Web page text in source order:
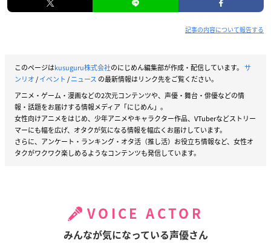
記事の内容について報告する
このページはkusuguru株式会社のにじめん編集部が作成・配信しています。 サ
ンリオ/イベント /ニュース の最新情報はリンク先をご覧ください。
アニメ・ゲーム・漫画などの2次元コンテンツや、声優・舞台・俳優などの情
報・話題をお届けする情報メディア「にじめん」。
女性向けアニメをはじめ、少年アニメやキャラクター作品、VTuberなどストリー
マーにも幅を広げ、オタクが気になる情報を幅広くお届けしています。
さらに、アンケート・ランキング・オタ活（推し活）お役立ち情報など、女性オ
タクがワクワク楽しめるようなコンテンツも発信しています。
VOICE ACTOR
みんなが気になっている声優さん